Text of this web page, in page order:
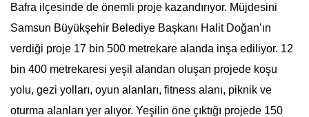
Bafra ilçesinde de önemli proje kazandırıyor. Müjdesini
Samsun Büyükşehir Belediye Başkanı Halit Doğan’ın
verdiği proje 17 bin 500 metrekare alanda inşa ediliyor. 12
bin 400 metrekaresi yeşil alandan oluşan projede koşu
yolu, gezi yolları, oyun alanları, fitness alanı, piknik ve
oturma alanları yer alıyor. Yeşilin öne çıktığı projede 150